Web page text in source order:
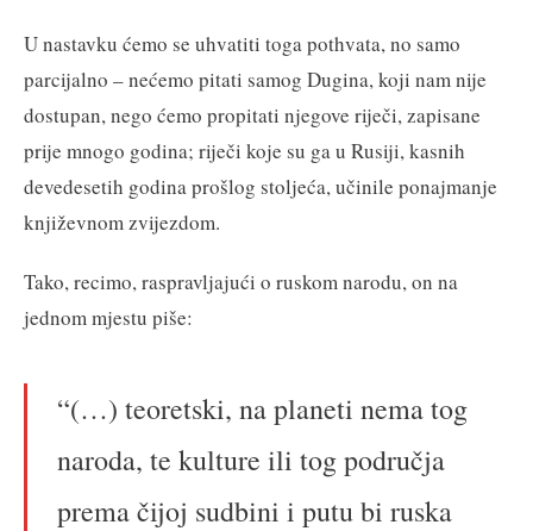
U nastavku ćemo se uhvatiti toga pothvata, no samo
parcijalno – nećemo pitati samog Dugina, koji nam nije
dostupan, nego ćemo propitati njegove riječi, zapisane
prije mnogo godina; riječi koje su ga u Rusiji, kasnih
devedesetih godina prošlog stoljeća, učinile ponajmanje
književnom zvijezdom.
Tako, recimo, raspravljajući o ruskom narodu, on na
jednom mjestu piše:
“(…) teoretski, na planeti nema tog
naroda, te kulture ili tog područja
prema čijoj sudbini i putu bi ruska